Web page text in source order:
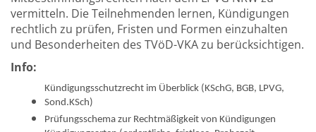
vermitteln. Die Teilnehmenden lernen, Kündigungen
rechtlich zu prüfen, Fristen und Formen einzuhalten
und Besonderheiten des TVöD-VKA zu berücksichtigen.
Info:
Kündigungsschutzrecht im Überblick (KSchG, BGB, LPVG,
Sond.KSch)
Prüfungsschema zur Rechtmäßigkeit von Kündigungen